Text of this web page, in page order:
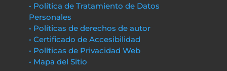
• Política de Tratamiento de Datos
Personales
• Políticas de derechos de autor
• Certificado de Accesibilidad
• Políticas de Privacidad Web
• Mapa del Sitio